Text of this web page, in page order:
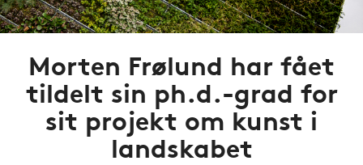
Morten Frølund har fået
tildelt sin ph.d.-grad for
sit projekt om kunst i
landskabet